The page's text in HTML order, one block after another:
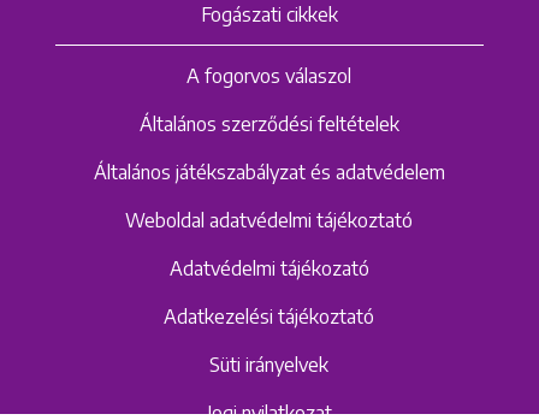
Fogászati cikkek
A fogorvos válaszol
Általános szerződési feltételek
Általános játékszabályzat és adatvédelem
Weboldal adatvédelmi tájékoztató
Adatvédelmi tájékozató
Adatkezelési tájékoztató
Süti irányelvek
Jogi nyilatkozat